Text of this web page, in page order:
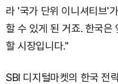
라 '국가 단위 이니셔티브'
할 수 있게 된 거죠. 한국은
할 시장입니다."
SBI 디지털마켓의 한국 전